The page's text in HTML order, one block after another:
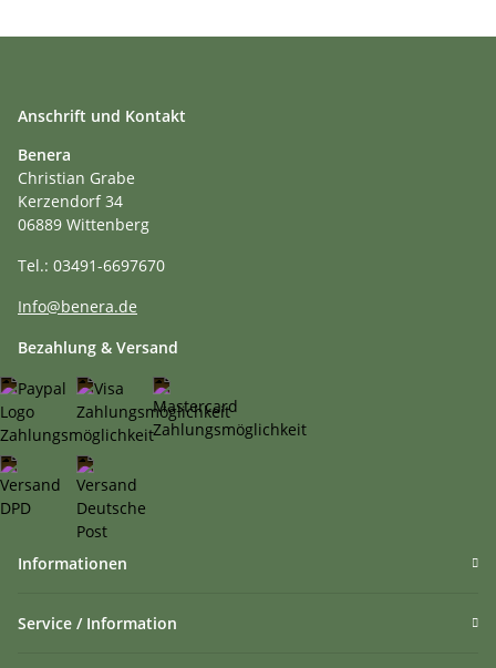
Anschrift und Kontakt
Benera
Christian Grabe
Kerzendorf 34
06889 Wittenberg
Tel.: 03491-6697670
Info@benera.de
Bezahlung & Versand
Informationen
Service / Information